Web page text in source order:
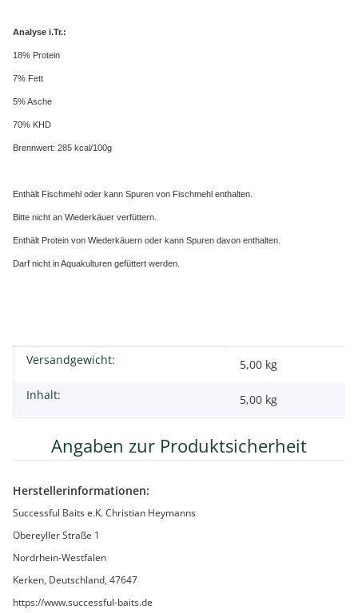
Analyse i.Tr.:
18% Protein
7% Fett
5% Asche
70% KHD
Brennwert: 285 kcal/100g
Enthält Fischmehl oder kann Spuren von Fischmehl enthalten.
Bitte nicht an Wiederkäuer verfüttern.
Enthält Protein von Wiederkäuern oder kann Spuren davon enthalten.
Darf nicht in Aquakulturen gefüttert werden.
Produkteigenschaft
Wert
Versandgewicht:
5,00 kg
Inhalt:
5,00 kg
Angaben zur Produktsicherheit
Herstellerinformationen:
Successful Baits e.K. Christian Heymanns
Obereyller Straße 1
Nordrhein-Westfalen
Kerken, Deutschland, 47647
https://www.successful-baits.de